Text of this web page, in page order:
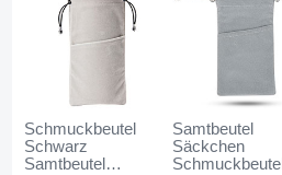
Schmuckbeutel
Schwarz
Samtbeutel
Samtbeutel
Säckchen
Schmuckbeutel